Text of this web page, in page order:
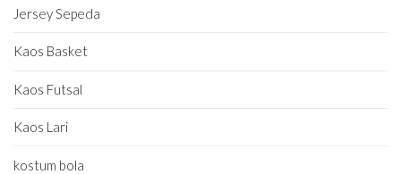
Jersey Sepeda
Kaos Basket
Kaos Futsal
Kaos Lari
kostum bola